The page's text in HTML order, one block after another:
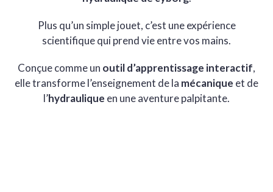
Plus qu’un simple jouet, c’est une expérience
scientifique qui prend vie entre vos mains.
Conçue comme un outil d’apprentissage interactif,
elle transforme l’enseignement de la mécanique et de
l’hydraulique en une aventure palpitante.